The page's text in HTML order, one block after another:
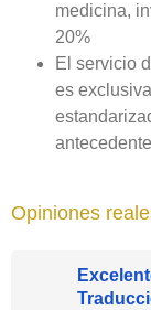
medicina,
20%
El servicio
es
Opiniones